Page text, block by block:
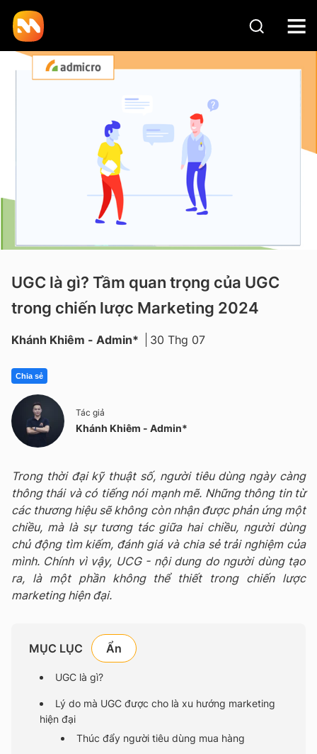
UGC là gì? Tầm quan trọng của UGC
trong chiến lược Marketing 2024
Khánh Khiêm - Admin* 30 Thg 07
Chia sẻ
Tác giả
Khánh Khiêm - Admin*
Trong thời đại kỹ thuật số, người tiêu dùng ngày càng
thông thái và có tiếng nói mạnh mẽ. Những thông tin từ
các thương hiệu sẽ không còn nhận được phản ứng một
chiều, mà là sự tương tác giữa hai chiều, người dùng
chủ động tìm kiếm, đánh giá và chia sẻ trải nghiệm của
mình. Chính vì vậy, UCG - nội dung do người dùng tạo
ra, là một phần không thể thiết trong chiến lược
marketing hiện đại.
MỤC LỤC
UGC là gì?
Lý do mà UGC được cho là xu hướng marketing
hiện đại
Thúc đẩy người tiêu dùng mua hàng